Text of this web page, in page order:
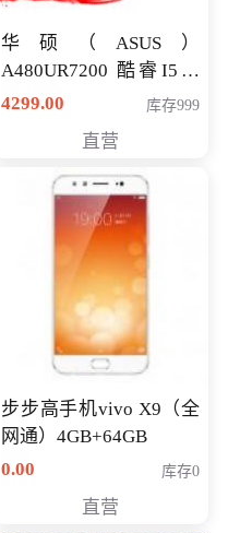
华硕（ASUS）
A480UR7200 酷睿I5超
薄学生办公游戏独显笔
NV930-2G独
4299.00 库存999
直营
步步高手机vivo X9（全
网通）4GB+64GB
0.00
库存0
直营